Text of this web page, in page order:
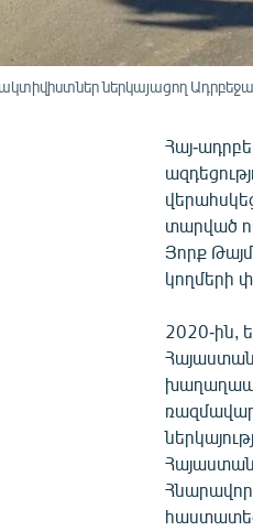
ներկայացող
Հայ-
տարված
Յորք
կողմերի
2020-ին,